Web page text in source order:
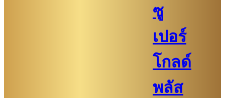
ซู
เปอร์
โกลด์
พลัส